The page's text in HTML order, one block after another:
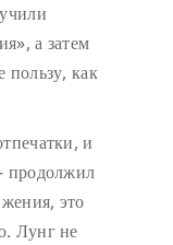
а затем
пользу, как
и
продолжил
это
Лунг не